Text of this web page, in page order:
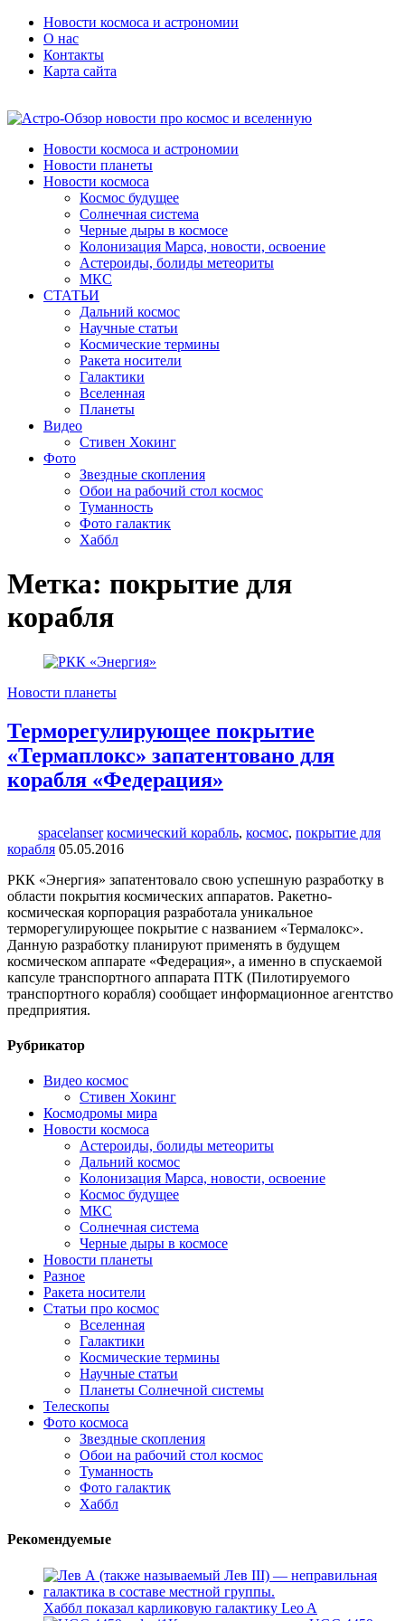
Новости космоса и астрономии
О нас
Контакты
Карта сайта
Новости космоса и астрономии
Новости планеты
Новости космоса
Космос будущее
Солнечная система
Черные дыры в космосе
Колонизация Марса, новости, освоение
Астероиды, болиды метеориты
МКС
СТАТЬИ
Дальний космос
Научные статьи
Космические термины
Ракета носители
Галактики
Вселенная
Планеты
Видео
Стивен Хокинг
Фото
Звездные скопления
Обои на рабочий стол космос
Туманность
Фото галактик
Хаббл
Метка: покрытие для
корабля
Новости планеты
Терморегулирующее покрытие
«Термаплокс» запатентовано для
корабля «Федерация»
spacelanser космический корабль, космос, покрытие для
корабля 05.05.2016
РКК «Энергия» запатентовало свою успешную разработку в
области покрытия космических аппаратов. Ракетно-
космическая корпорация разработала уникальное
терморегулирующее покрытие с названием «Термалокс».
Данную разработку планируют применять в будущем
космическом аппарате «Федерация», а именно в спускаемой
капсуле транспортного аппарата ПТК (Пилотируемого
транспортного корабля) сообщает информационное агентство
предприятия.
Рубрикатор
Видео космос
Стивен Хокинг
Космодромы мира
Новости космоса
Астероиды, болиды метеориты
Дальний космос
Колонизация Марса, новости, освоение
Космос будущее
МКС
Солнечная система
Черные дыры в космосе
Новости планеты
Разное
Ракета носители
Статьи про космос
Вселенная
Галактики
Космические термины
Научные статьи
Планеты Солнечной системы
Телескопы
Фото космоса
Звездные скопления
Обои на рабочий стол космос
Туманность
Фото галактик
Хаббл
Рекомендуемые
Хаббл показал карликовую галактику Leo A